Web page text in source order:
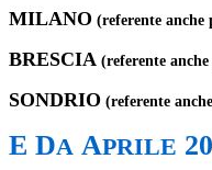
MILANO (referente anche
BRESCIA (referente
SONDRIO (referente
E DA APRILE